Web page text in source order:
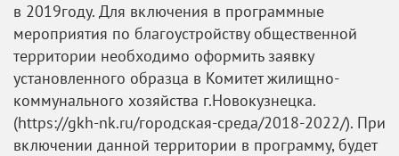
в 2019году. Для включения в программные
мероприятия по благоустройству общественной
территории необходимо оформить заявку
установленного образца в Комитет жилищно-
коммунального хозяйства г.Новокузнецка.
(https://gkh-nk.ru/городская-среда/2018-2022/). При
включении данной территории в программу, будет